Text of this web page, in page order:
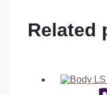
Related